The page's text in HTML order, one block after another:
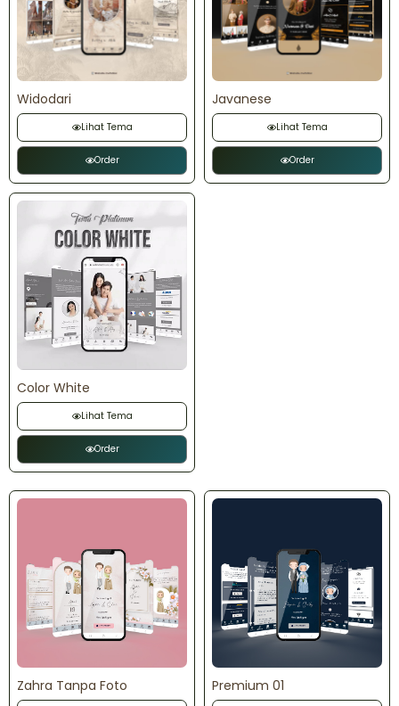
Widodari
Lihat Tema
Order
Javanese
Lihat Tema
Order
Color White
Lihat Tema
Order
Zahra Tanpa Foto Premium 01